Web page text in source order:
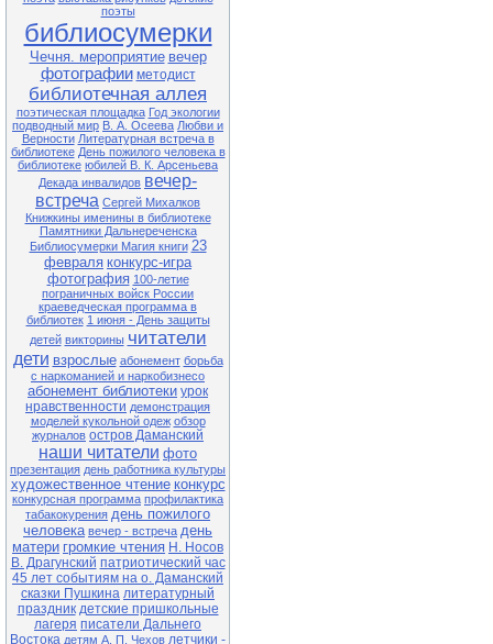
поэты
библиосумерки
Чечня. мероприятие вечер
фотографии методист
библиотечная аллея
поэтическая площадка Год экологии
подводный мир В. А. Осеева Любви и
Верности Литературная встреча в
библиотеке День пожилого человека в
библиотеке юбилей В. К. Арсеньева
Декада инвалидов вечер-
встреча Сергей Михалков
Книжкины именины в библиотеке
Памятники Дальнереченска
Библиосумерки Магия книги 23
февраля конкурс-игра
фотография 100-летие
пограничных войск России
краеведческая программа в
библиотек 1 июня - День защиты
детей викторины читатели
дети взрослые абонемент борьба
с наркоманией и наркобизнесо
абонемент библиотеки урок
нравственности демонстрация
моделей кукольной одеж обзор
журналов остров Даманский
наши читатели фото
презентация день работника культуры
художественное чтение конкурс
конкурсная программа профилактика
табакокурения день пожилого
человека вечер - встреча день
матери громкие чтения Н. Носов
В. Драгунский патриотический час
45 лет событиям на о. Даманский
сказки Пушкина литературный
праздник детские пришкольные
лагеря писатели Дальнего
Востока детям А. П. Чехов летчики -